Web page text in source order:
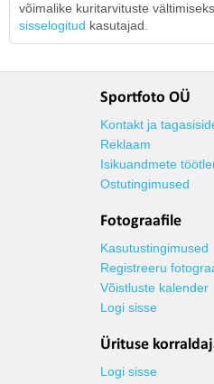
võimalike kuritarvituste
sisselogitud kasutajad.
Sportfoto OÜ
Kontakt ja
Reklaam
Isikuandmete
Ostutingimused
Fotograafile
Kasutustingimused
Registreeru
Võistluste kalender
Logi sisse
Ürituse
Logi sisse